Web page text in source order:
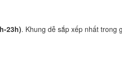
23h). Khung dễ sắp xếp nhất trong